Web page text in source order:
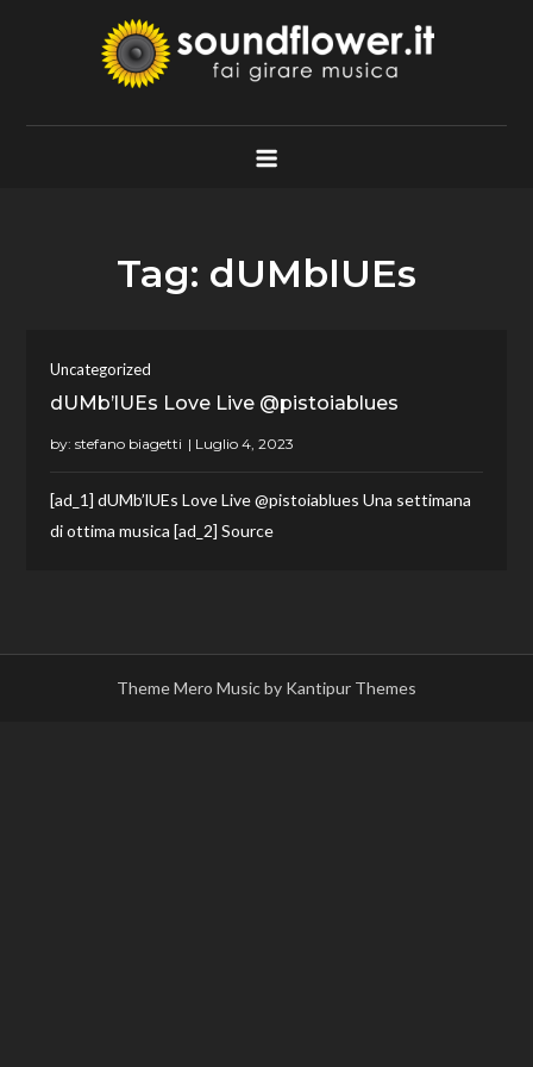
Soundflower.it
Fai Girare Musica
Tag: dUMblUEs
Uncategorized
dUMb’lUEs Love Live @pistoiablues
by:stefano biagetti
[ad_1] dUMb’lUEs Love Live @pistoiablues Una settimana
di ottima musica [ad_2] Source
Theme Mero Music by Kantipur Themes